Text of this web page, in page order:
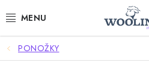
na
AKCE %
PONOŽKY